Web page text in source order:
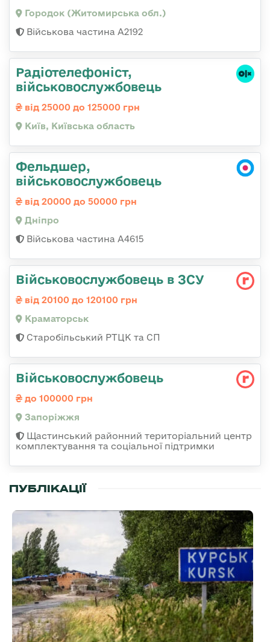
Городок (Житомирська обл.)
Військова частина А2192
Радіотелефоніст,
військовослужбовець
від 25000 до 125000 грн
Київ, Київська область
Фельдшер,
військовослужбовець
від 20000 до 50000 грн
Дніпро
Військова частина А4615
Військовослужбовець в ЗСУ
від 20100 до 120100 грн
Краматорськ
Старобільський РТЦК та СП
Військовослужбовець
до 100000 грн
Запоріжжя
Щастинський районний територіальний центр
комплектування та соціальної підтримки
ПУБЛІКАЦІЇ